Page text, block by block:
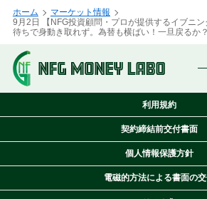
続しそうですので指標・要人の発言・マク
カルを駆使して乗り切らなければならない
但し、中長期での投資・運用の方は着実に
ュー株の下値を丁寧に拾って頂けたらと考
記：中島肇
ホーム
マーケット情報
9月2日 【NFG投資顧問・プロが提供するイブニ
待ちで身動き取れず。為替も横ばい！一旦戻るか？
利用規約
契約締結前交付書面
個人情報保護方針
電磁的方法による書面の